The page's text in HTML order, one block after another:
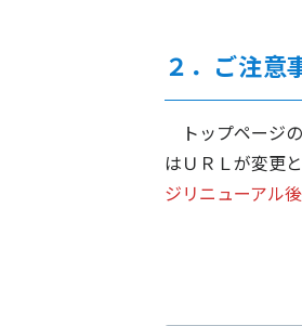
２．ご注意
トップページ
はＵＲＬが変更
ジリニューアル